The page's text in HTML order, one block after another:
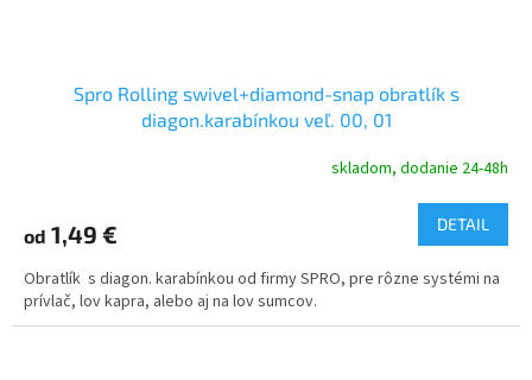
Spro Rolling swivel+diamond-snap obratlík s
diagon.karabínkou veľ. 00, 01
skladom, dodanie 24-48h
od 1,49 € DETAIL
Obratlík s diagon. karabínkou od firmy SPRO, pre rôzne systémi na
prívlač, lov kapra, alebo aj na lov sumcov.